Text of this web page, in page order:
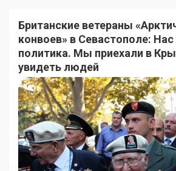
Британские ветераны
конвоев» в Севастополе: Нас
политика. Мы приехали в
увидеть людей